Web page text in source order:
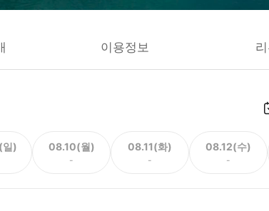
이용정보
) 08.10(월)
-
08.11(화)
-
08.12(수)
-